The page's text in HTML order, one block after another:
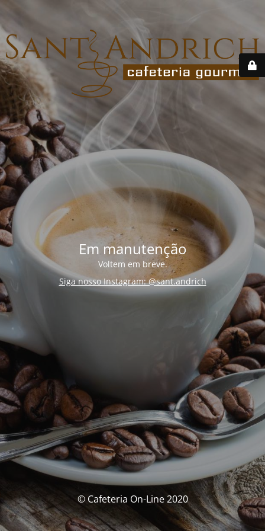
Em manutenção
Voltem em breve.
Siga nosso Instagram: @sant.andrich
© Cafeteria On-Line 2020